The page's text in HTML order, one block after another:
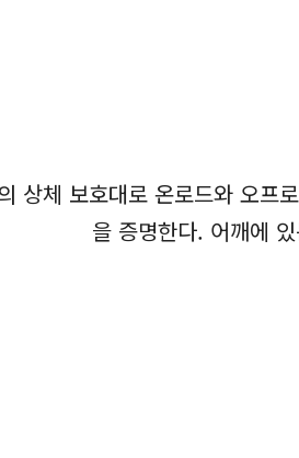
상체 보호대로 온로드와 오프
을 증명한다. 어깨에